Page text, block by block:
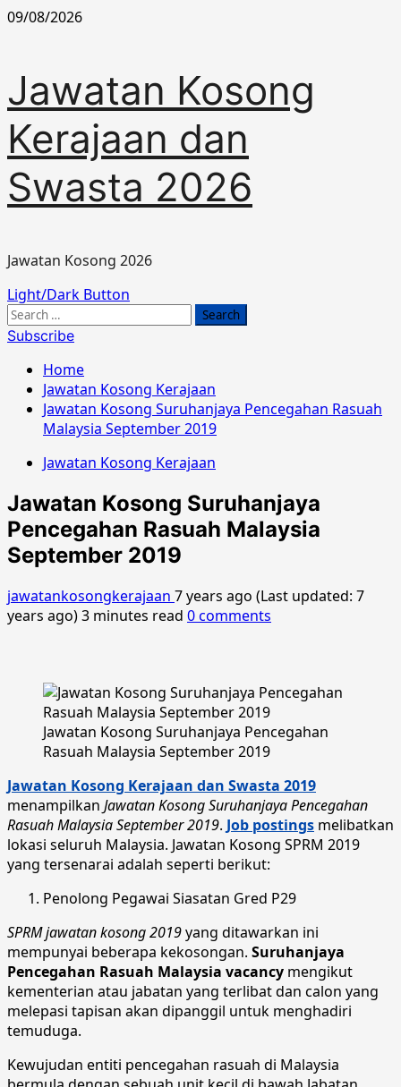
Skip
09/08/2026
Jawatan Kosong
Kerajaan dan
Swasta 2026
Jawatan Kosong 2026
Primary
Menu
Light/Dark Button
Search
for:
Subscribe
Home
Jawatan Kosong Kerajaan
Jawatan Kosong Suruhanjaya Pencegahan Rasuah
Malaysia September 2019
Jawatan Kosong Kerajaan
Jawatan Kosong Suruhanjaya
Pencegahan Rasuah Malaysia
September 2019
jawatankosongkerajaan 7 years ago (Last updated: 7
years ago)3 minutes read 0 comments
Jawatan Kosong Suruhanjaya Pencegahan
Rasuah Malaysia September 2019
Jawatan Kosong Kerajaan dan Swasta 2019
menampilkan Jawatan Kosong Suruhanjaya Pencegahan
Rasuah Malaysia September 2019. Job postings melibatkan
lokasi seluruh Malaysia. Jawatan Kosong SPRM 2019
yang tersenarai adalah seperti berikut:
Penolong Pegawai Siasatan Gred P29
SPRM jawatan kosong 2019yang ditawarkan ini
mempunyai beberapa kekosongan. Suruhanjaya
Pencegahan Rasuah Malaysia vacancy mengikut
kementerian atau jabatan yang terlibat dan calon yang
melepasi tapisan akan dipanggil untuk menghadiri
temuduga.
Kewujudan entiti pencegahan rasuah di Malaysia